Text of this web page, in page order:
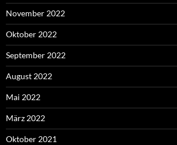
November 2022
Oktober 2022
September 2022
August 2022
Mai 2022
März 2022
Oktober 2021